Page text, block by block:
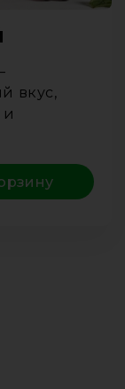
вкус,
и